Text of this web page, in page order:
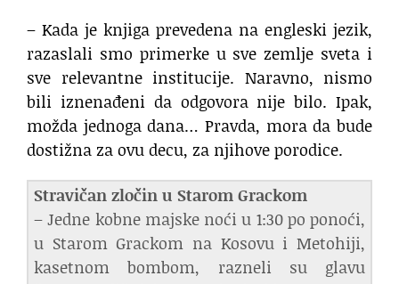
– Kada je knjiga prevedena na engleski jezik,
razaslali smo primerke u sve zemlje sveta i
sve relevantne institucije. Naravno, nismo
bili iznenađeni da odgovora nije bilo. Ipak,
možda jednoga dana… Pravda, mora da bude
dostižna za ovu decu, za njihove porodice.
Stravičan zločin u Starom Grackom
– Jedne kobne majske noći u 1:30 po ponoći,
u Starom Grackom na Kosovu i Metohiji,
kasetnom bombom, razneli su glavu